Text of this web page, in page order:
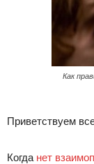
Как
Приветствуем
Когда нет